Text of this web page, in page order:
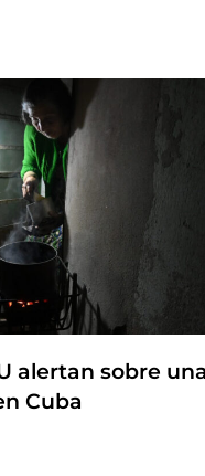
alertan sobre
Cuba